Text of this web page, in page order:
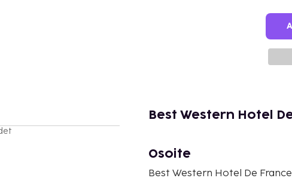
Best Western Hotel
Osoite
Best Western Hotel De France